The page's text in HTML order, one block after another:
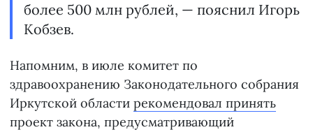
более 500 млн рублей, — пояснил Игорь
Кобзев.
Напомним, в июле комитет по
здравоохранению Законодательного собрания
Иркутской области рекомендовал принять
проект закона, предусматривающий